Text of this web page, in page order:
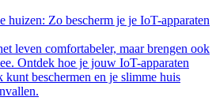
huizen: Zo bescherm je je IoT-apparaten
leven comfortabeler, maar brengen ook
Ontdek hoe je jouw IoT-apparaten
beschermen en je slimme huis